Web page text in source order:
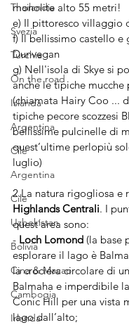
Thailandia
Svezia
Turchia
On the road
Islanda
Argentina
Cile
Argentina
Cile
Uzbekistan
Bolivia
Cina & Macao
Cambogia
Irlanda
monolite alto 55 metri!
e) Il pittoresco villaggio
f) Il bellissimo castello e
Dunvegan
g) Nell'isola di Skye si
anche le tipiche mucche
(chiamata Hairy Coo ...
tipiche pecore scozzesi
bellissime pulcinelle di
quest’ultime perlopiù
luglio)
2.La natura rigogliosa e
Highlands Centrali. I
quest'area sono:
- Loch Lomond (la base
esplorare il lago è
la crociera circolare di
Balmaha e imperdibile
Conic Hill per una vista
lago dall’alto;